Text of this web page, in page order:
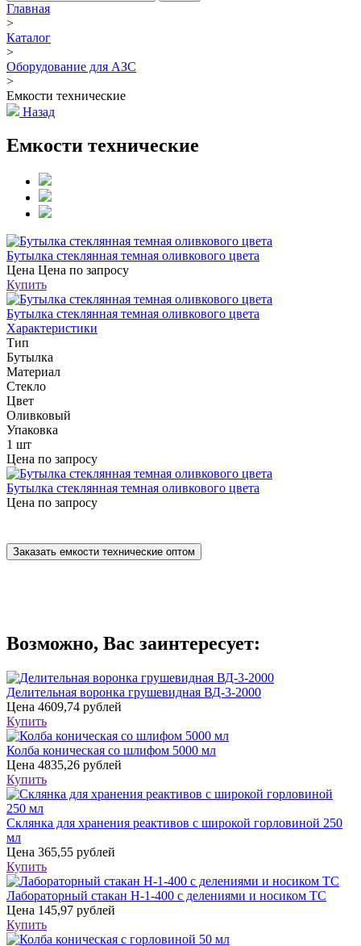
Главная
>
Каталог
>
Оборудование для АЗС
>
Емкости технические
Назад
Емкости технические
Бутылка стеклянная темная оливкового цвета
Цена Цена по запросу
Купить
Бутылка стеклянная темная оливкового цвета
Характеристики
Тип
Бутылка
Материал
Стекло
Цвет
Оливковый
Упаковка
1 шт
Цена по запросу
Бутылка стеклянная темная оливкового цвета
Цена по запросу
Заказать емкости технические оптом
Возможно, Вас заинтересует:
Делительная воронка грушевидная ВД-3-2000
Цена 4609,74 рублей
Купить
Колба коническая со шлифом 5000 мл
Цена 4835,26 рублей
Купить
Склянка для хранения реактивов с широкой горловиной 250
мл
Цена 365,55 рублей
Купить
Лабораторный стакан Н-1-400 с делениями и носиком ТС
Цена 145,97 рублей
Купить